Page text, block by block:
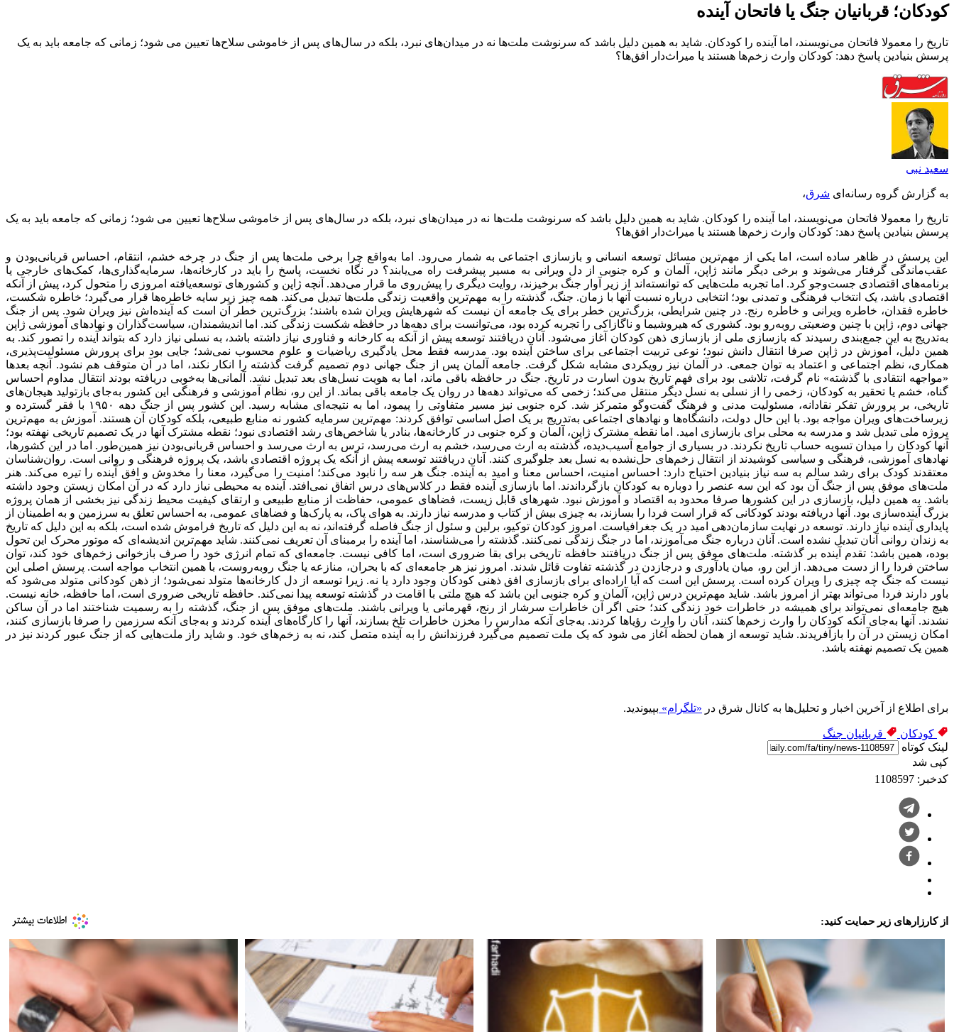
کودکان؛ قربانیان جنگ یا فاتحان آینده
تاریخ را معمولا فاتحان می‌‌نویسند، اما آینده را کودکان. شاید به همین دلیل باشد که سرنوشت ملت‌‌ها نه در میدان‌‌های نبرد، بلکه در سال‌‌های پس از خاموشی سلاح‌‌ها تعیین می‌ شود؛ زمانی که جامعه باید به یک
پرسش بنیادین پاسخ دهد: کودکان وارث زخم‌‌ها هستند یا میراث‌دار افق‌‌ها؟
سعید نبی
به گزارش گروه رسانه‌ای شرق،
تاریخ را معمولا فاتحان می‌‌نویسند، اما آینده را کودکان. شاید به همین دلیل باشد که سرنوشت ملت‌‌ها نه در میدان‌‌های نبرد، بلکه در سال‌‌های پس از خاموشی سلاح‌‌ها تعیین می‌ شود؛ زمانی که جامعه باید به یک
پرسش بنیادین پاسخ دهد: کودکان وارث زخم‌‌ها هستند یا میراث‌دار افق‌‌ها؟
این پرسش در ظاهر ساده است، اما یکی از مهم‌‌ترین مسائل توسعه انسانی و بازسازی اجتماعی به شمار می‌‌رود. اما به‌واقع چرا برخی ملت‌‌ها پس از جنگ در چرخه خشم، انتقام، احساس قربانی‌‌بودن و
عقب‌‌ماندگی گرفتار می‌‌شوند و برخی دیگر مانند ژاپن، آلمان و کره جنوبی از دل ویرانی به مسیر پیشرفت راه می‌‌یابند؟ در نگاه نخست، پاسخ را باید در کارخانه‌‌ها، سرمایه‌‌گذاری‌‌ها، کمک‌‌های خارجی یا
برنامه‌‌های اقتصادی جست‌‌وجو کرد. اما تجربه ملت‌هایی که توانسته‌‌اند از زیر آوار جنگ برخیزند، روایت دیگری را پیش‌روی ما قرار می‌‌دهد. آنچه ژاپن و کشورهای توسعه‌یافته امروزی را متحول کرد، پیش از آنکه
اقتصادی باشد، یک انتخاب فرهنگی و تمدنی بود؛ انتخابی درباره نسبت آنها با زمان. جنگ، گذشته را به مهم‌‌ترین واقعیت زندگی ملت‌‌ها تبدیل می‌‌کند. همه چیز زیر سایه خاطره‌‌ها قرار می‌گیرد؛ خاطره شکست،
خاطره فقدان، خاطره ویرانی و خاطره رنج. در چنین شرایطی، بزرگ‌‌ترین خطر برای یک جامعه آن نیست که شهرهایش ویران شده باشند؛ بزرگ‌‌ترین خطر آن است که آینده‌‌اش نیز ویران شود. پس از جنگ
جهانی دوم، ژاپن با چنین وضعیتی روبه‌‌رو بود. کشوری که هیروشیما و ناگازاکی را تجربه کرده بود، می‌‌توانست برای دهه‌‌ها در حافظه شکست زندگی کند. اما اندیشمندان، سیاست‌‌گذاران و نهادهای آموزشی ژاپن
به‌تدریج به این جمع‌‌بندی رسیدند که بازسازی ملی از بازسازی ذهن کودکان آغاز می‌‌شود. آنان دریافتند‌ توسعه پیش از آنکه به کارخانه و فناوری نیاز داشته باشد، به نسلی نیاز دارد که بتواند آینده را تصور کند. به
همین دلیل، آموزش در ژاپن صرفا انتقال دانش نبود؛ نوعی تربیت اجتماعی برای ساختن آینده بود. مدرسه فقط محل یادگیری ریاضیات و علوم محسوب نمی‌‌شد؛ جایی بود برای پرورش مسئولیت‌‌پذیری،
همکاری، نظم اجتماعی و اعتماد به توان جمعی. در آلمان نیز رویکردی مشابه شکل گرفت. جامعه آلمان پس از جنگ جهانی دوم تصمیم گرفت گذشته را انکار نکند، اما در آن متوقف هم نشود. آنچه بعدها
«مواجهه انتقادی با گذشته» نام گرفت، تلاشی بود برای فهم تاریخ بدون اسارت در تاریخ. جنگ در حافظه باقی ماند، اما به هویت نسل‌‌های بعد تبدیل نشد. آلمانی‌‌ها به‌خوبی دریافته بودند‌ انتقال مداوم احساس
گناه، خشم یا تحقیر به کودکان، زخمی را از نسلی به نسل دیگر منتقل می‌‌کند؛ زخمی که می‌‌تواند دهه‌‌ها در روان یک جامعه باقی بماند. از این رو، نظام آموزشی و فرهنگی این کشور به‌جای بازتولید هیجان‌‌های
تاریخی، بر پرورش تفکر نقادانه، مسئولیت مدنی و فرهنگ گفت‌‌وگو متمرکز شد. کره جنوبی نیز مسیر متفاوتی را پیمود، اما به نتیجه‌‌ای مشابه رسید. این کشور پس از جنگ دهه ۱۹۵۰ با فقر گسترده و
زیرساخت‌‌های ویران مواجه بود. با این حال‌ دولت، دانشگاه‌‌ها و نهادهای اجتماعی به‌تدریج بر یک اصل اساسی توافق کردند: مهم‌‌ترین سرمایه کشور نه منابع طبیعی، بلکه کودکان آن هستند. آموزش به مهم‌‌ترین
پروژه ملی تبدیل شد و مدرسه به محلی برای بازسازی امید. اما نقطه مشترک ژاپن، آلمان و کره جنوبی در کارخانه‌‌ها، بنادر یا شاخص‌‌های رشد اقتصادی نبود؛ نقطه مشترک آنها در یک تصمیم تاریخی نهفته بود؛
آنها کودکان را میدان تسویه‌ حساب تاریخ نکردند. در بسیاری از جوامع آسیب‌‌دیده، گذشته به ارث می‌رسد، خشم به ارث می‌‌رسد، ترس به ارث می‌‌رسد و احساس قربانی‌‌بودن نیز همین‌طور. اما در این کشورها،
نهادهای آموزشی، فرهنگی و سیاسی کوشیدند از انتقال زخم‌‌های حل‌‌نشده به نسل بعد جلوگیری کنند. آنان دریافتند توسعه پیش از آنکه یک پروژه اقتصادی باشد، یک پروژه فرهنگی و روانی است. روان‌‌شناسان
معتقدند کودک برای رشد سالم به سه نیاز بنیادین احتیاج دارد: احساس امنیت، احساس معنا و امید به آینده. جنگ هر سه را نابود می‌‌کند؛ امنیت را می‌‌گیرد، معنا را مخدوش و افق آینده را تیره می‌‌کند. هنر
ملت‌‌های موفق پس از جنگ آن بود که این سه عنصر را دوباره به کودکان بازگرداندند. اما بازسازی آینده فقط در کلاس‌‌های درس اتفاق نمی‌‌افتد. آینده به محیطی نیاز دارد که در آن امکان زیستن وجود داشته
باشد. به همین دلیل، بازسازی در این کشورها صرفا محدود به اقتصاد و آموزش نبود. شهرهای قابل زیست، فضاهای عمومی، حفاظت از منابع طبیعی و ارتقای کیفیت محیط زندگی نیز بخشی از همان پروژه
بزرگ آینده‌‌سازی بود. آنها دریافته بودند کودکانی که قرار است فردا را بسازند، به چیزی بیش از کتاب و مدرسه نیاز دارند. به هوای پاک، به پارک‌‌ها و فضاهای عمومی، به احساس تعلق به سرزمین و به اطمینان از
پایداری آینده نیاز دارند. توسعه‌ در نهایت‌ سازمان‌‌دهی امید در یک جغرافیاست. امروز کودکان توکیو، برلین و سئول از جنگ فاصله گرفته‌‌اند، نه به این دلیل که تاریخ فراموش شده است، بلکه به این دلیل که تاریخ
به زندان روانی آنان تبدیل نشده است. آنان درباره جنگ می‌‌آموزند، اما در جنگ زندگی نمی‌‌کنند. گذشته را می‌‌شناسند، اما آینده را بر‌مبنای آن تعریف نمی‌‌کنند. شاید مهم‌‌ترین اندیشه‌‌ای که موتور محرک این تحول
بوده، همین باشد: تقدم آینده بر گذشته. ملت‌‌های موفق پس از جنگ دریافتند‌ حافظه تاریخی برای بقا ضروری است، اما کافی نیست. جامعه‌‌ای که تمام انرژی خود را صرف بازخوانی زخم‌‌های خود کند، توان
ساختن فردا را از دست می‌‌دهد. از این رو، میان یادآوری و درجا‌زدن در گذشته تفاوت قائل شدند. امروز نیز هر جامعه‌‌ای که با بحران، منازعه یا جنگ روبه‌‌روست، با همین انتخاب مواجه است. پرسش اصلی این
نیست که جنگ چه چیزی را ویران کرده است. پرسش این است که آیا اراده‌‌ای برای بازسازی افق ذهنی کودکان وجود دارد یا نه. زیرا توسعه از دل کارخانه‌‌ها متولد نمی‌‌شود؛ از ذهن کودکانی متولد می‌‌شود که
باور دارند فردا می‌‌تواند بهتر از امروز باشد. شاید مهم‌‌ترین درس ژاپن، آلمان و کره جنوبی این باشد که هیچ ملتی با اقامت در گذشته توسعه پیدا نمی‌‌کند. حافظه تاریخی ضروری است، اما حافظه، خانه نیست.
هیچ جامعه‌‌ای نمی‌‌تواند برای همیشه در خاطرات خود زندگی کند؛ حتی اگر آن خاطرات سرشار از رنج، قهرمانی یا ویرانی باشند. ملت‌‌های موفق پس از جنگ، گذشته را به رسمیت شناختند اما در آن ساکن
نشدند. آنها به‌جای آنکه کودکان را وارث زخم‌‌ها کنند، آنان را وارث رؤیاها کردند. به‌جای آنکه مدارس را مخزن خاطرات تلخ بسازند، آنها را کارگاه‌‌های آینده کردند‌ و به‌جای آنکه سرزمین را صرفا بازسازی کنند،
امکان زیستن در آن را بازآفریدند. شاید توسعه از همان لحظه آغاز می‌ شود که یک ملت تصمیم می‌‌گیرد فرزندانش را به آینده متصل کند، نه به زخم‌‌های خود. و شاید راز ملت‌هایی که از جنگ عبور کردند نیز در
همین یک تصمیم نهفته باشد.
برای اطلاع از آخرین اخبار و تحلیل‌ها به کانال شرق در «تلگرام» بپیوندید.
کودکان
قربانیان جنگ
لینک کوتاه
کپی شد
کدخبر: 1108597
از کارزارهای زیر حمایت کنید: